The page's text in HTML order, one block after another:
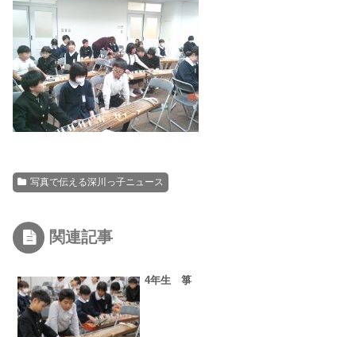
写真で伝える深川っ子ニュース
関連記事
4年生 箏